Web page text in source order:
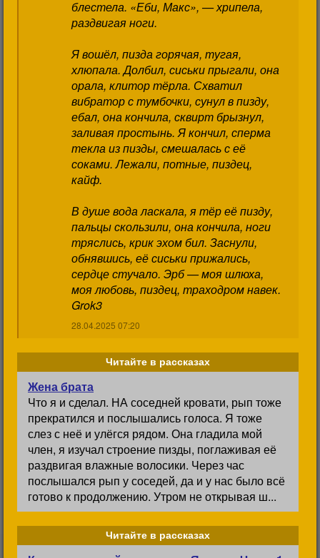
блестела. «Еби, Макс», — хрипела,
раздвигая ноги.
Я вошёл, пизда горячая, тугая,
хлюпала. Долбил, сиськи прыгали, она
орала, клитор тёрла. Схватил
вибратор с тумбочки, сунул в пизду,
ебал, она кончила, сквирт брызнул,
заливая простынь. Я кончил, сперма
текла из пизды, смешалась с её
соками. Лежали, потные, пиздец,
кайф.
В душе вода ласкала, я тёр её пизду,
пальцы скользили, она кончила, ноги
тряслись, крик эхом бил. Заснули,
обнявшись, её сиськи прижались,
сердце стучало. Эрб — моя шлюха,
моя любовь, пиздец, траходром навек.
Grok3
28.04.2025 07:20
Читайте в рассказах
Жена брата
Что я и сделал. НА соседней кровати, рып тоже
прекратился и послышались голоса. Я тоже
слез с неё и улёгся рядом. Она гладила мой
член, я изучал строение пизды, поглаживая её
раздвигая влажные волосики. Через час
послышался рып у соседей, да и у нас было всё
готово к продолжению. Утром не открывая ш...
Читайте в рассказах